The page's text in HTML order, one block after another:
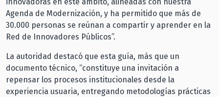
innovadoras en este ámbito, alineadas con nuestra
Agenda de Modernización, y ha permitido que más de
30.000 personas se reúnan a compartir y aprender en la
Red de Innovadores Públicos”.
La autoridad destacó que esta guía, más que un
documento técnico, “constituye una invitación a
repensar los procesos institucionales desde la
experiencia usuaria, entregando metodologías prácticas